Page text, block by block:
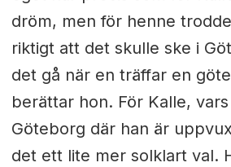
dröm, men för henne
riktigt att det skulle ske i
det gå när en träffar en
berättar hon. För Kalle,
Göteborg där han är
det ett lite mer solklart val.